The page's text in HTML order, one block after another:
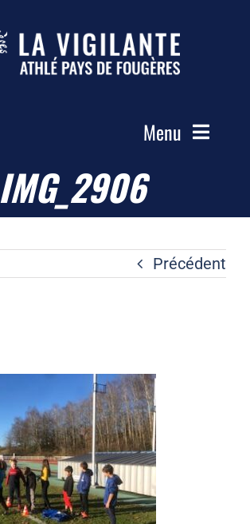
Menu
IMG_2906
Précédent